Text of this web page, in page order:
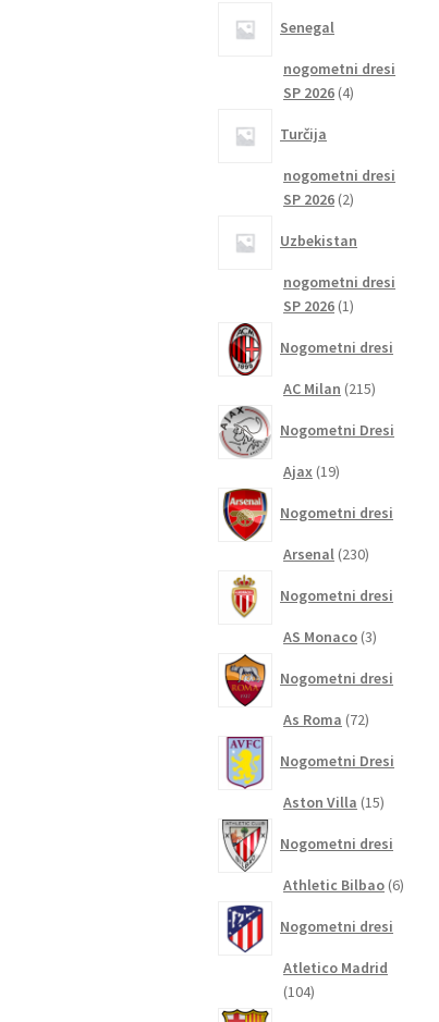
Senegal
nogometni dresi
SP 2026 44
Turčija
nogometni dresi
SP 2026 22
Uzbekistan
nogometni dresi
SP 2026 11
Nogometni dresi
AC Milan 215215
Nogometni Dresi
Ajax 1919
Nogometni dresi
Arsenal 230230
Nogometni dresi
AS Monaco 33
Nogometni dresi
As Roma 7272
Nogometni Dresi
Aston Villa 1515
Nogometni dresi
Athletic Bilbao 66
Nogometni dresi
Atletico Madrid
104104